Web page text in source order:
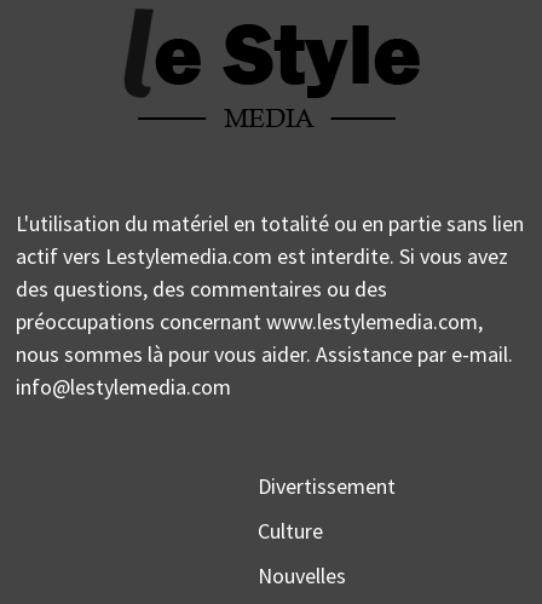
L'utilisation du matériel en totalité ou en partie sans lien
actif vers Lestylemedia.com est interdite. Si vous avez
des questions, des commentaires ou des
préoccupations concernant www.lestylemedia.com,
nous sommes là pour vous aider. Assistance par e-mail.
info@lestylemedia.com
Divertissement
Culture
Nouvelles